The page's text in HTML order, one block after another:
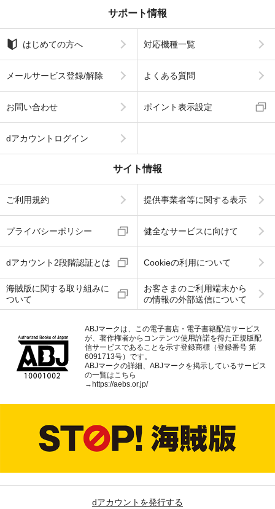
サポート情報
はじめての方へ 対応機種一覧
メールサービス登録/解除 よくある質問
お問い合わせ ポイント表示設定
dアカウントログイン
サイト情報
ご利用規約 提供事業者等に関する表示
プライバシーポリシー 健全なサービスに向けて
dアカウント2段階認証とは Cookieの利用について
海賊版に関する取り組みに
ついて
お客さまのご利用端末から
の情報の外部送信について
ABJマークは、この電子書店・電子書籍配信サービス
が、著作権者からコンテンツ使用許諾を得た正規版配
信サービスであることを示す登録商標（登録番号 第
6091713号）です。
ABJマークの詳細、ABJマークを掲示しているサービス
の一覧はこちら
→ https://aebs.or.jp/
dアカウントを発行する